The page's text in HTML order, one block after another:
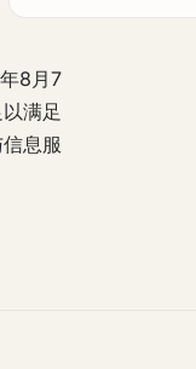
8月7
满足
息服